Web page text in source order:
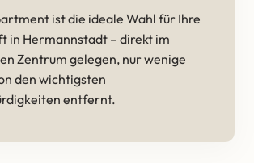
ist die ideale Wahl für Ihre
in Hermannstadt – direkt im
Zentrum gelegen, nur wenige
den wichtigsten
entfernt.